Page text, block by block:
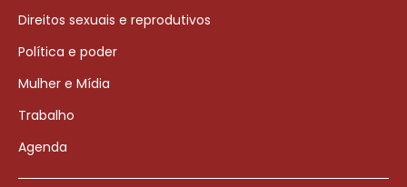
Direitos sexuais e reprodutivos
Política e poder
Mulher e Mídia
Trabalho
Agenda